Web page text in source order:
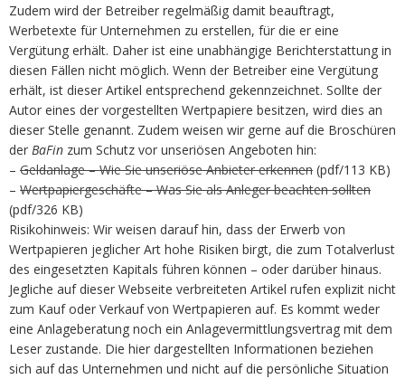
Zudem wird der Betreiber regelmäßig damit beauftragt,
Werbetexte für Unternehmen zu erstellen, für die er eine
Vergütung erhält. Daher ist eine unabhängige Berichterstattung in
diesen Fällen nicht möglich. Wenn der Betreiber eine Vergütung
erhält, ist dieser Artikel entsprechend gekennzeichnet. Sollte der
Autor eines der vorgestellten Wertpapiere besitzen, wird dies an
dieser Stelle genannt. Zudem weisen wir gerne auf die Broschüren
der BaFin zum Schutz vor unseriösen Angeboten hin:
– Geldanlage – Wie Sie unseriöse Anbieter erkennen (pdf/113 KB)
– Wertpapiergeschäfte – Was Sie als Anleger beachten sollten
(pdf/326 KB)
Risikohinweis: Wir weisen darauf hin, dass der Erwerb von
Wertpapieren jeglicher Art hohe Risiken birgt, die zum Totalverlust
des eingesetzten Kapitals führen können – oder darüber hinaus.
Jegliche auf dieser Webseite verbreiteten Artikel rufen explizit nicht
zum Kauf oder Verkauf von Wertpapieren auf. Es kommt weder
eine Anlageberatung noch ein Anlagevermittlungsvertrag mit dem
Leser zustande. Die hier dargestellten Informationen beziehen
sich auf das Unternehmen und nicht auf die persönliche Situation